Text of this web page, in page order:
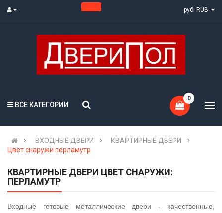
ВСЕ КАТЕГОРИИ
0
ВХОДНЫЕ ДВЕРИ
КВАРТИРНЫЕ ДВЕРИ
Цвет снаружи перламутр
КВАРТИРНЫЕ ДВЕРИ ЦВЕТ СНАРУЖИ:
ПЕРЛАМУТР
Входные готовые металлические двери - качественные,